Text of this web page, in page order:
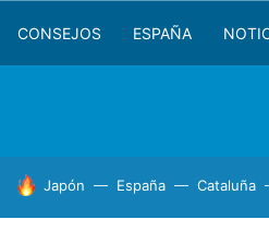
CONSEJOS ESPAÑA
HOY SE HABLA DE
Japón España Cataluña